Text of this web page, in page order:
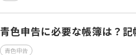
青色申告に必要な帳簿は？
青色申告